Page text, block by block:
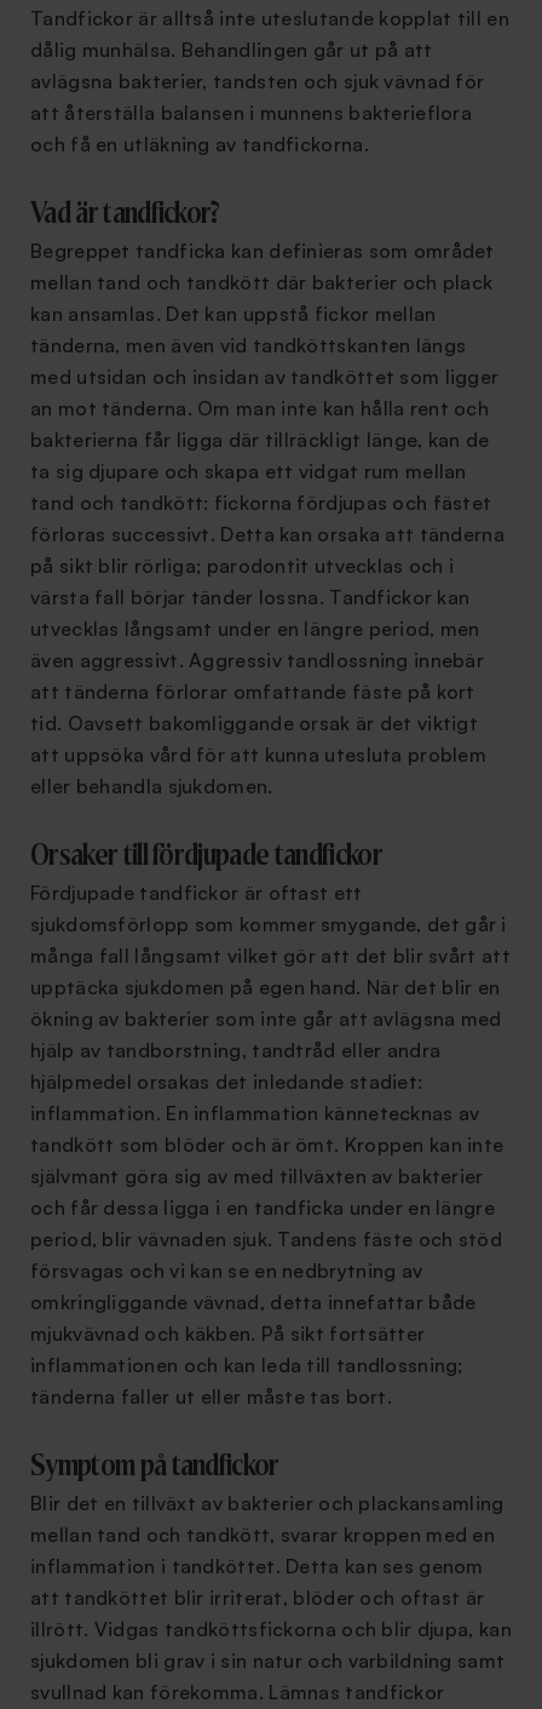
Tandfickor är alltså inte uteslutande kopplat till en
dålig munhälsa. Behandlingen går ut på att
avlägsna bakterier, tandsten och sjuk vävnad för
att återställa balansen i munnens bakterieflora
och få en utläkning av tandfickorna.
Vad är tandfickor?
Begreppet tandficka kan definieras som området
mellan tand och tandkött där bakterier och plack
kan ansamlas. Det kan uppstå fickor mellan
tänderna, men även vid tandköttskanten längs
med utsidan och insidan av tandköttet som ligger
an mot tänderna. Om man inte kan hålla rent och
bakterierna får ligga där tillräckligt länge, kan de
ta sig djupare och skapa ett vidgat rum mellan
tand och tandkött: fickorna fördjupas och fästet
förloras successivt. Detta kan orsaka att tänderna
på sikt blir rörliga; parodontit utvecklas och i
värsta fall börjar tänder lossna. Tandfickor kan
utvecklas långsamt under en längre period, men
även aggressivt. Aggressiv tandlossning innebär
att tänderna förlorar omfattande fäste på kort
tid. Oavsett bakomliggande orsak är det viktigt
att uppsöka vård för att kunna utesluta problem
eller behandla sjukdomen.
Orsaker till fördjupade tandfickor
Fördjupade tandfickor är oftast ett
sjukdomsförlopp som kommer smygande, det går i
många fall långsamt vilket gör att det blir svårt att
upptäcka sjukdomen på egen hand. När det blir en
ökning av bakterier som inte går att avlägsna med
hjälp av tandborstning, tandtråd eller andra
hjälpmedel orsakas det inledande stadiet:
inflammation. En inflammation kännetecknas av
tandkött som blöder och är ömt. Kroppen kan inte
självmant göra sig av med tillväxten av bakterier
och får dessa ligga i en tandficka under en längre
period, blir vävnaden sjuk. Tandens fäste och stöd
försvagas och vi kan se en nedbrytning av
omkringliggande vävnad, detta innefattar både
mjukvävnad och käkben. På sikt fortsätter
inflammationen och kan leda till tandlossning;
tänderna faller ut eller måste tas bort.
Symptom på tandfickor
Blir det en tillväxt av bakterier och plackansamling
mellan tand och tandkött, svarar kroppen med en
inflammation i tandköttet. Detta kan ses genom
att tandköttet blir irriterat, blöder och oftast är
illrött. Vidgas tandköttsfickorna och blir djupa, kan
sjukdomen bli grav i sin natur och varbildning samt
svullnad kan förekomma. Lämnas tandfickor